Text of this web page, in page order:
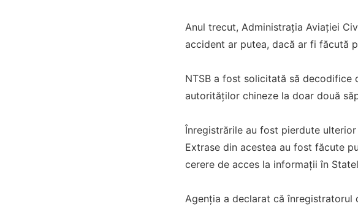
Anul trecut, Administrația Aviației
accident ar putea, dacă ar fi făcută
NTSB a fost solicitată să decodifice
autorităților chineze la doar două
Înregistrările au fost pierdute ulterior
Extrase din acestea au fost făcute
cerere de acces la informații în
Agenția a declarat că